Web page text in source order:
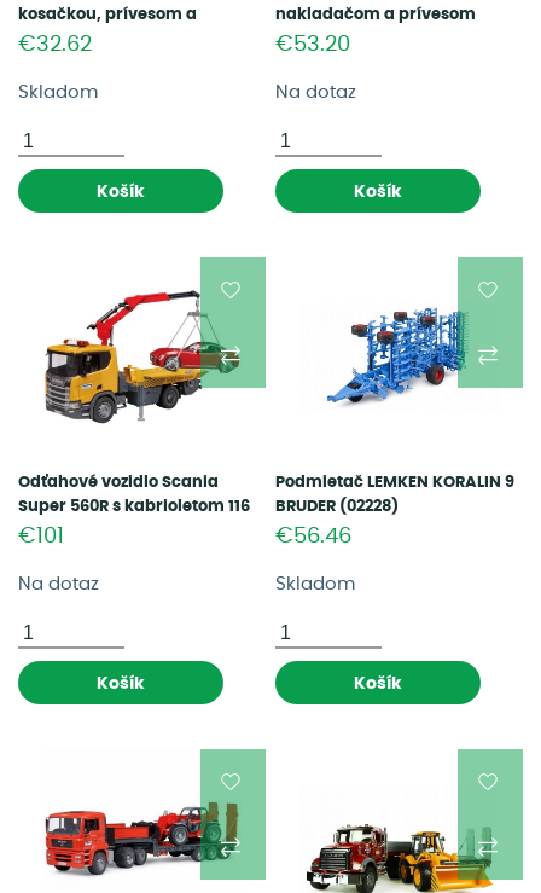
kosačkou, prívesom a
záhradníkom (62104)
€32.62
Skladom
Košík
nakladačom a prívesom
BRUDER (03452)
€53.20
Na dotaz
Košík
Odťahové vozidlo Scania
Super 560R s kabrioletom 116
BRUDER (03552)
€101
Na dotaz
Košík
Podmietač LEMKEN KORALIN 9
BRUDER (02228)
€56.46
Skladom
Košík